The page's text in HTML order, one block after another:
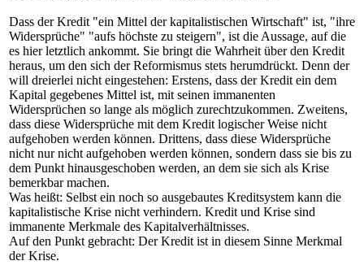
Dass der Kredit "ein Mittel der kapitalistischen Wirtschaft" ist, "ihre
Widersprüche" "aufs höchste zu steigern", ist die Aussage, auf die
es hier letztlich ankommt. Sie bringt die Wahrheit über den Kredit
heraus, um den sich der Reformismus stets herumdrückt. Denn der
will dreierlei nicht eingestehen: Erstens, dass der Kredit ein dem
Kapital gegebenes Mittel ist, mit seinen immanenten
Widersprüchen so lange als möglich zurechtzukommen. Zweitens,
dass diese Widersprüche mit dem Kredit logischer Weise nicht
aufgehoben werden können. Drittens, dass diese Widersprüche
nicht nur nicht aufgehoben werden können, sondern dass sie bis zu
dem Punkt hinausgeschoben werden, an dem sie sich als Krise
bemerkbar machen.
Was heißt: Selbst ein noch so ausgebautes Kreditsystem kann die
kapitalistische Krise nicht verhindern. Kredit und Krise sind
immanente Merkmale des Kapitalverhältnisses.
Auf den Punkt gebracht: Der Kredit ist in diesem Sinne Merkmal
der Krise.